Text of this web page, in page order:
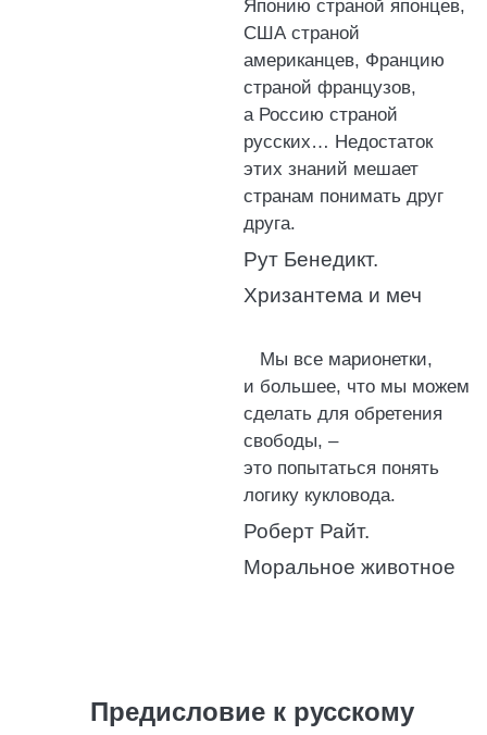
Японию страной японцев,
США страной
американцев, Францию
страной французов,
а Россию страной
русских… Недостаток
этих знаний мешает
странам понимать друг
друга.
Рут Бенедикт.
Хризантема и меч
Мы все марионетки,
и большее, что мы можем
сделать для обретения
свободы, –
это попытаться понять
логику кукловода.
Роберт Райт.
Моральное животное
Предисловие к русскому